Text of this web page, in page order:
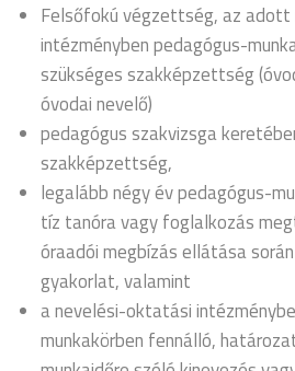
Felsőfokú végzettség, az
intézményben pedagógus-
szükséges szakképzettség
óvodai nevelő)
pedagógus szakvizsga
szakképzettség,
legalább négy év pedagógus-
tíz tanóra vagy foglalkozás
óraadói megbízás ellátása
gyakorlat, valamint
a nevelési-oktatási
munkakörben fennálló,